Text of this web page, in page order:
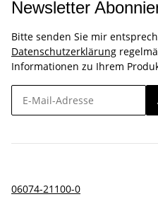
Newsletter
Bitte senden Sie mir
Datenschutzerklärung
Informationen zu Ihrem
06074-21100-0